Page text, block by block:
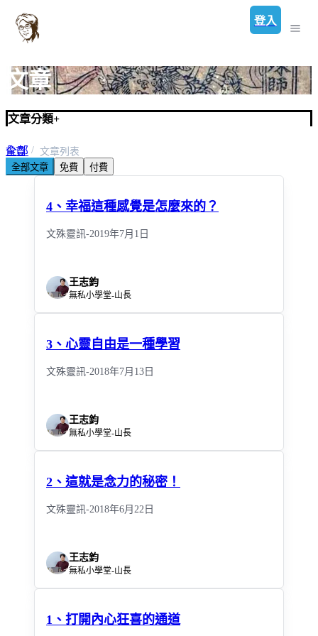
登入
文章
文章分類+
全部
文殊菩薩的天使靈訊
首頁
文章列表
全部文章
免費 付費
4、幸福這種感覺是怎麼來的？
文殊靈訊-2019年7月1日
王志鈞
無私小學堂-山長
3、心靈自由是一種學習
文殊靈訊-2018年7月13日
王志鈞
無私小學堂-山長
2、這就是念力的秘密！
文殊靈訊-2018年6月22日
王志鈞
無私小學堂-山長
1、打開內心狂喜的通道